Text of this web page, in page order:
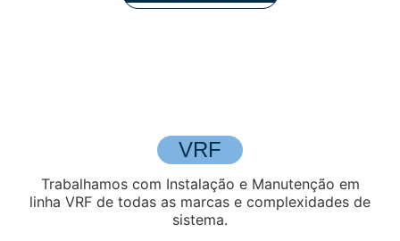
VRF
Trabalhamos com Instalação e Manutenção em
linha VRF de todas as marcas e complexidades de
sistema.